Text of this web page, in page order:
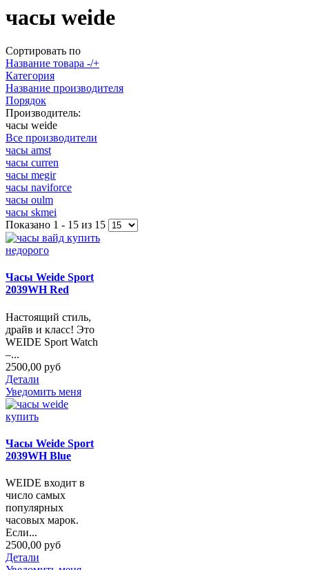
часы weide
Сортировать по
Название товара -/+
Категория
Название производителя
Порядок
Производитель:
часы weide
Все производители
часы amst
часы curren
часы megir
часы naviforce
часы oulm
часы skmei
Показано 1 - 15 из 15
Часы Weide Sport
2039WH Red
Настоящий стиль,
драйв и класс! Это
WEIDE Sport Watch
–...
2500,00 руб
Детали
Уведомить меня
Часы Weide Sport
2039WH Blue
WEIDE входит в
число самых
популярных
часовых марок.
Если...
2500,00 руб
Детали